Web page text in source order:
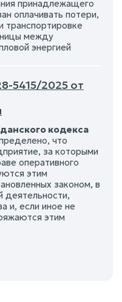
принадлежащего
оплачивать потери,
транспортировке
между
энергией
5415/2025 от
кодекса
что
за которыми
оперативного
этим
законом, в
деятельности,
и, если иное не
этим